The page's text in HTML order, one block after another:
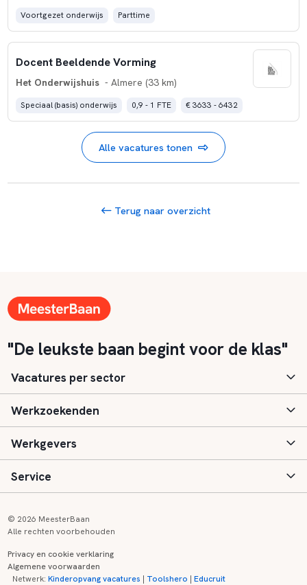
Voortgezet onderwijs Parttime
Docent Beeldende Vorming
Het Onderwijshuis - Almere (33 km)
Speciaal (basis) onderwijs 0,9 - 1 FTE € 3633 - 6432
Alle vacatures tonen
Terug naar overzicht
"De leukste baan begint voor de klas"
Vacatures per sector
Basisonderwijs
Speciaal (basis) onderwijs
Voortgezet onderwijs
Kinderopvang
Werkzoekenden
Aanmelden
Vacatures
Zij-instroom informatie
Werkgevers
Inloggen
Registreren
Service
Onderwijs links
© 2026 MeesterBaan
Alle rechten voorbehouden
Privacy en cookie verklaring
Algemene voorwaarden
Netwerk:Kinderopvang vacatures | Toolshero |Educruit